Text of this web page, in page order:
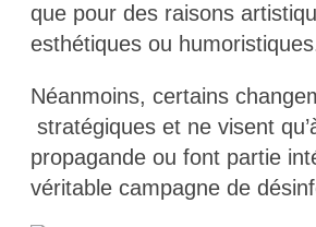
que pour des raisons
esthétiques ou
Néanmoins, certains
stratégiques et ne visent
propagande ou font partie
véritable campagne de